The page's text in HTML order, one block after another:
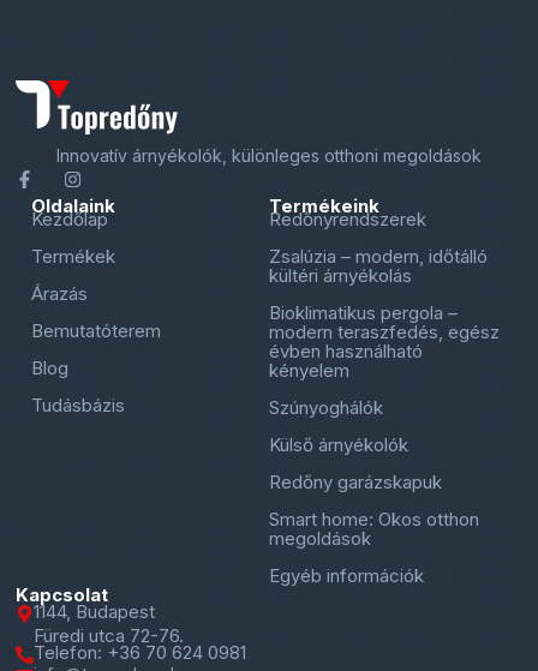
Innovatív árnyékolók, különleges otthoni megoldások
Oldalaink
Kezdőlap
Termékek
Árazás
Bemutatóterem
Blog
Tudásbázis
Termékeink
Redőnyrendszerek
Zsalúzia – modern, időtálló
kültéri árnyékolás
Bioklimatikus pergola –
modern teraszfedés, egész
évben használható
kényelem
Szúnyoghálók
Külső árnyékolók
Redőny garázskapuk
Smart home: Okos otthon
megoldások
Egyéb információk
Kapcsolat
1144, Budapest
Füredi utca 72-76.
Telefon: +36 70 624 0981